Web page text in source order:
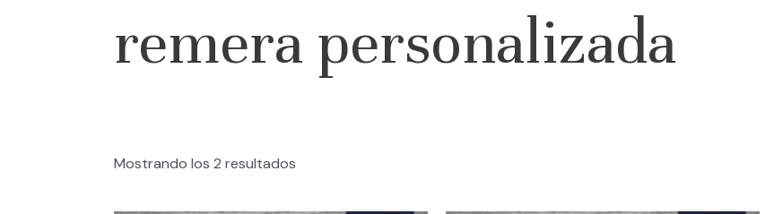
remera personalizada
Mostrando los 2 resultados